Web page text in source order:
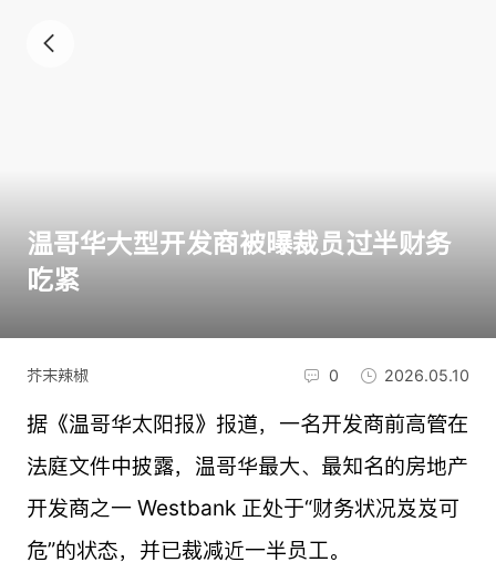
温哥华大型开发商被曝裁员过半财务
吃紧
芥末辣椒 0 2026.05.10
据《温哥华太阳报》报道，一名开发商前高管在
法庭文件中披露，温哥华最大、最知名的房地产
开发商之一 Westbank 正处于“财务状况岌岌可
危”的状态，并已裁减近一半员工。